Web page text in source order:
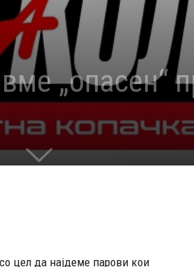
„опасен“
цел да најдеме парови кои